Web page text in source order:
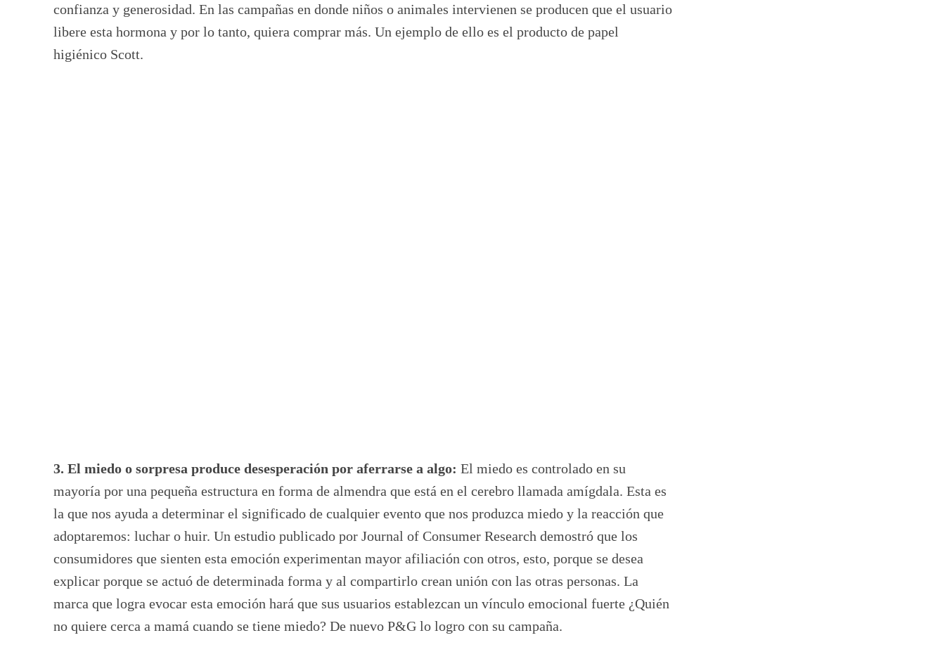
confianza y generosidad. En las campañas en donde niños o animales intervienen se producen que el usuario
libere esta hormona y por lo tanto, quiera comprar más. Un ejemplo de ello es el producto de papel
higiénico Scott.
3. El miedo o sorpresa produce desesperación por aferrarse a algo: El miedo es controlado en su
mayoría por una pequeña estructura en forma de almendra que está en el cerebro llamada amígdala. Esta es
la que nos ayuda a determinar el significado de cualquier evento que nos produzca miedo y la reacción que
adoptaremos: luchar o huir. Un estudio publicado por Journal of Consumer Research demostró que los
consumidores que sienten esta emoción experimentan mayor afiliación con otros, esto, porque se desea
explicar porque se actuó de determinada forma y al compartirlo crean unión con las otras personas. La
marca que logra evocar esta emoción hará que sus usuarios establezcan un vínculo emocional fuerte ¿Quién
no quiere cerca a mamá cuando se tiene miedo? De nuevo P&G lo logro con su campaña.